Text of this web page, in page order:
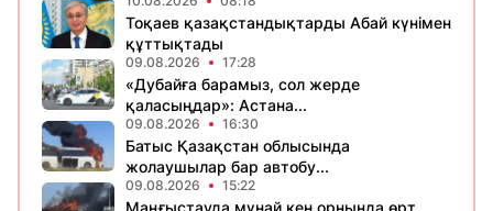
Тоқаев қазақстандықтарды Абай күнімен
құттықтады
09.08.2026 17:28
«Дубайға барамыз, сол жерде
қаласыңдар»: Астана...
09.08.2026 16:30
Батыс Қазақстан облысында
жолаушылар бар автобу...
09.08.2026 15:22
Маңғыстауда мұнай кен орнында өрт